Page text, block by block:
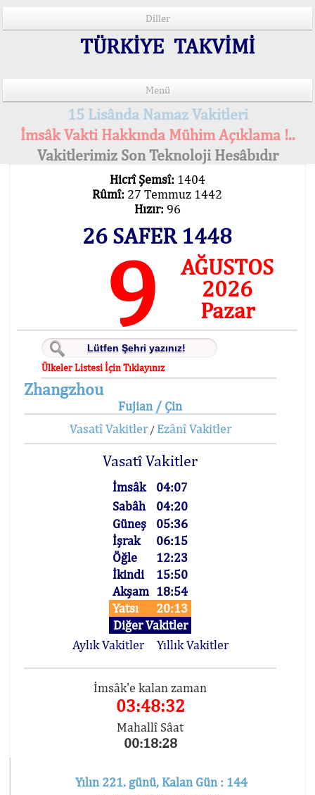
Diller
TÜRKİYE TAKVİMİ
Menü
15 Lisânda Namaz Vakitleri
İmsâk Vakti Hakkında Mühim Açıklama !..
Vakitlerimiz Son Teknoloji Hesâbıdır
Hicrî Şemsî: 1404
Rûmî: 27 Temmuz 1442
Hızır: 96
26 SAFER 1448
9
AĞUSTOS
2026
Pazar
Ülkeler Listesi İçin Tıklayınız
Zhangzhou
Fujian / Çin
Vasatî Vakitler/ Ezânî Vakitler
Vasatî Vakitler
İmsâk
04:07
Sabâh
04:20
Güneş
05:36
İşrak
06:15
Öğle
12:23
İkindi
15:50
Akşam 18:54
Yatsı
20:13
Diğer Vakitler
Aylık Vakitler
Yıllık Vakitler
İmsâk'e kalan zaman
03:48:32
Mahallî Sâat
00:18:28
Yılın 221. günü, Kalan Gün : 144